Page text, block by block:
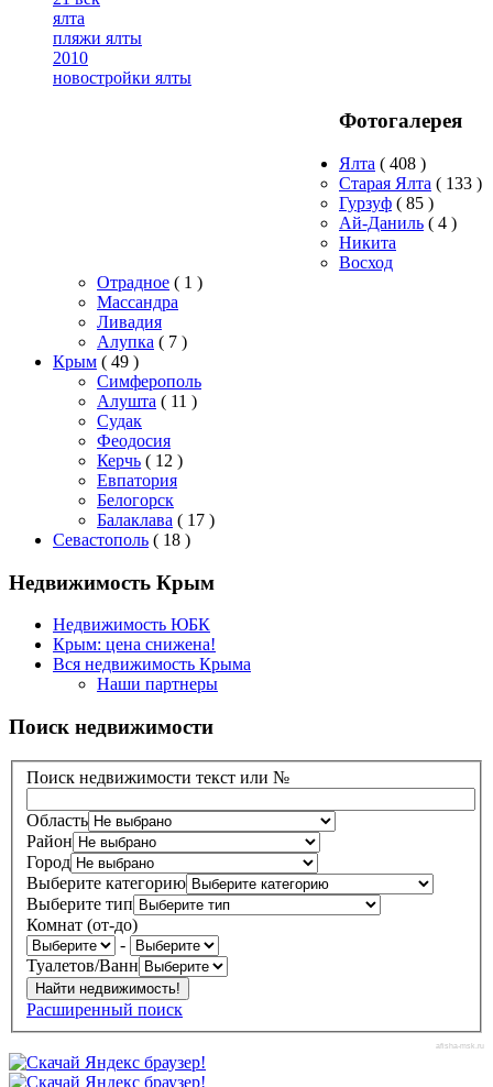
ялта
пляжи ялты
2010
новостройки ялты
Фотогалерея
Ялта ( 408 )
Старая Ялта ( 133 )
Гурзуф ( 85 )
Ай-Даниль ( 4 )
Никита
Восход
Отрадное ( 1 )
Массандра
Ливадия
Алупка ( 7 )
Крым ( 49 )
Симферополь
Алушта ( 11 )
Судак
Феодосия
Керчь ( 12 )
Евпатория
Белогорск
Балаклава ( 17 )
Севастополь ( 18 )
Недвижимость Крым
Недвижимость ЮБК
Крым: цена снижена!
Вся недвижимость Крыма
Наши партнеры
Поиск недвижимости
Поиск недвижимости текст или №
Область
Район
Город
Выберите категорию
Выберите тип
Комнат (от-до)
-
Туалетов/Ванн
Расширенный поиск
afisha-msk.ru